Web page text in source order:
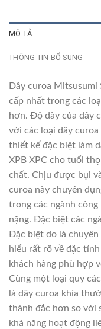
MÔ TẢ
THÔNG TIN BỔ SUNG
Dây curoa Mitsusumi
cấp nhất trong các
hơn. Độ dày của dây
với các loại dây
thiết kế đặc biệt làm
XPB XPC cho tuổi
chất. Chịu được bụi
curoa này chuyên
trong các ngành công
nặng. Đặc biệt các
Đặc biệt do là chuyên
hiểu rất rõ về đặc
khách hàng phù hợp
Cùng một loại quy
là dây curoa khía
thành đắc hơn so với
khả năng hoạt động